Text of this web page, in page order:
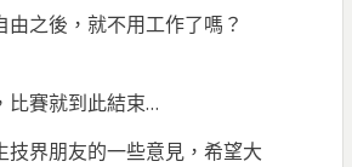
之後，就不用工作了嗎？
比賽就到此結束…
技界朋友的一些意見，希望大